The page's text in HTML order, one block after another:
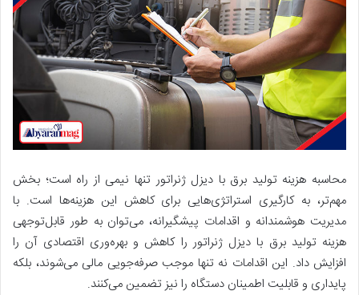
محاسبه هزینه‌ تولید برق با دیزل ژنراتور تنها نیمی از راه است؛ بخش
مهم‌تر، به کارگیری استراتژی‌هایی برای کاهش این هزینه‌ها است. با
مدیریت هوشمندانه و اقدامات پیشگیرانه، می‌توان به طور قابل‌توجهی
هزینه تولید برق با دیزل ژنراتور را کاهش و بهره‌وری اقتصادی آن را
افزایش داد. این اقدامات نه تنها موجب صرفه‌جویی مالی می‌شوند، بلکه
پایداری و قابلیت اطمینان دستگاه را نیز تضمین می‌کنند.